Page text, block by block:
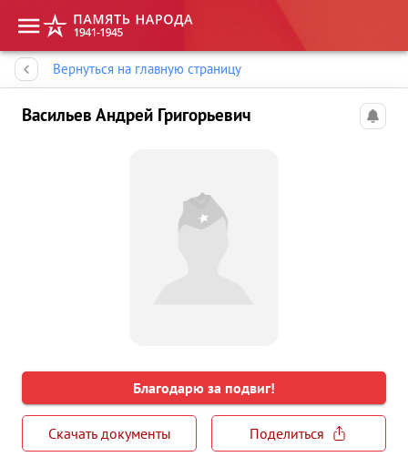
Вернуться на главную страницу
Васильев Андрей Григорьевич
Благодарю за подвиг!
Скачать документы
Поделиться
Память народа